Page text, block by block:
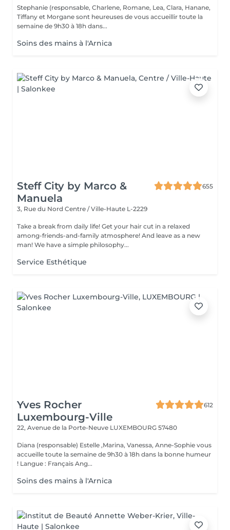
Stephanie (responsable, Charlene, Romane, Lea, Clara, Hanane,
Tiffany et Morgane sont heureuses de vous accueillir toute la
semaine de 9h30 à 18h dans...
Soins des mains à l'Arnica
Steff City by Marco &
Manuela
655
3, Rue du Nord Centre / Ville-Haute L-2229
Take a break from daily life! Get your hair cut in a relaxed
among-friends-and-family atmosphere! And leave as a new
man! We have a simple philosophy...
Service Esthétique
Yves Rocher
Luxembourg-Ville
612
22, Avenue de la Porte-Neuve LUXEMBOURG 57480
Diana (responsable) Estelle ,Marina, Vanessa, Anne-Sophie vous
accueille toute la semaine de 9h30 à 18h dans la bonne humeur
! Langue : Français Ang...
Soins des mains à l'Arnica